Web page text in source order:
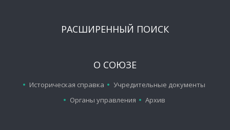
РАСШИРЕННЫЙ ПОИСК
О СОЮЗЕ
Историческая справка
Учредительные документы
Органы управления
Архив